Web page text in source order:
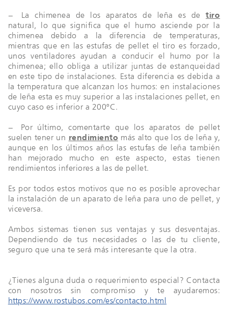
− La chimenea de los aparatos de leña es detiro
natural, lo que significa que el humo asciende por la
chimenea debido a la diferencia de temperaturas,
mientras que en las estufas de pellet el tiro es forzado,
unos ventiladores ayudan a conducir el humo por la
chimenea; ello obliga a utilizar juntas de estanqueidad
en este tipo de instalaciones. Esta diferencia es debida a
la temperatura que alcanzan los humos: en instalaciones
de leña esta es muy superior a las instalaciones pellet, en
cuyo caso es inferior a 200ºC.
− Por último, comentarte que los aparatos de pellet
suelen tener un rendimiento más alto que los de leña y,
aunque en los últimos años las estufas de leña también
han mejorado mucho en este aspecto, estas tienen
rendimientos inferiores a las de pellet.
Es por todos estos motivos que no es posible aprovechar
la instalación de un aparato de leña para uno de pellet, y
viceversa.
Ambos sistemas tienen sus ventajas y sus desventajas.
Dependiendo de tus necesidades o las de tu cliente,
seguro que una te será más interesante que la otra.
¿Tienes alguna duda o requerimiento especial? Contacta
con nosotros sin compromiso y te ayudaremos:
https://www.rostubos.com/es/contacto.html